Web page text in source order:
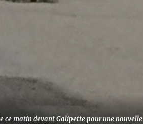
ce matin devant Galipette pour une nouvelle